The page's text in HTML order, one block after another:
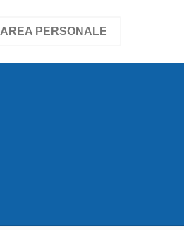
AREA PERSONALE